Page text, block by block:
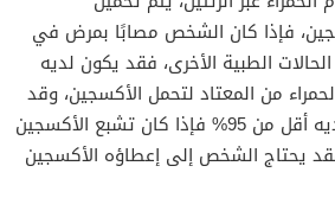
فإذا كان الشخص مصابًا بمرض في
الطبية الأخرى، فقد يكون لديه
من المعتاد لتحمل الأكسجين، وقد
يكون تشبع الأكسجين لديه أقل من 95% فإذا كان تشبع الأكسجين
يحتاج الشخص إلى إعطاؤه الأكسجين